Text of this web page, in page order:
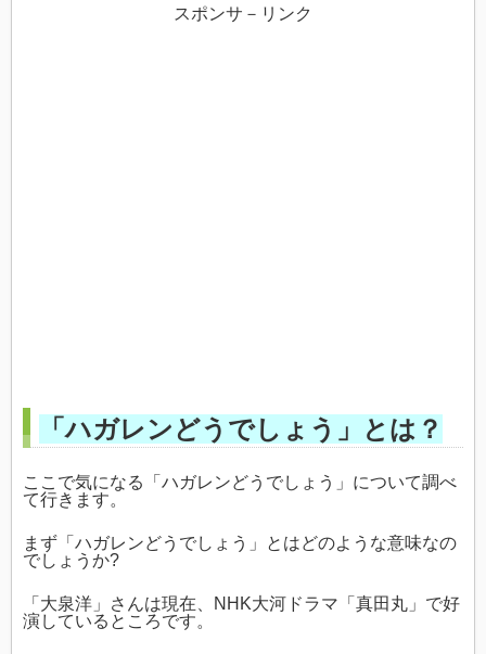
スポンサ－リンク
「ハガレンどうでしょう」とは？
ここで気になる「ハガレンどうでしょう」について調べ
て行きます。
まず「ハガレンどうでしょう」とはどのような意味なの
でしょうか?
「大泉洋」さんは現在、NHK大河ドラマ「真田丸」で好
演しているところです。